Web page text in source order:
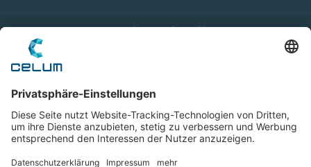
Impressum|Datenschutzerklärung